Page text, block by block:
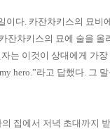
이다. 카잔차키스의 묘비
잔차키스의 묘에 술을 올
는 이것이 상대에게 가
hero.”라고 답했다. 그
집에서 저녁 초대까지